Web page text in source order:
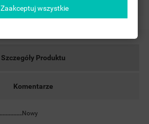
Szczegóły Produktu
Komentarze
Nowy
Zaakceptuj wszystkie